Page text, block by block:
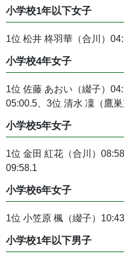
小学校1年以下女子
1位 松井 柊羽華（合川）
小学校4年女子
1位 佐藤 あおい（綴子）
05:00.5、3位 清水 凜（鷹
小学校5年女子
1位 金田 紅花（合川）
09:58.1
小学校6年女子
1位 小笠原 楓（綴子）
小学校1年以下男子